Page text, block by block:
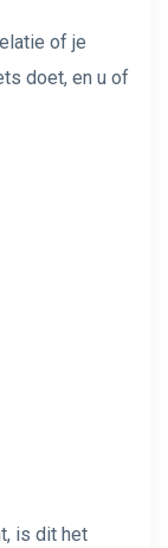
of je
doet, en u of
is dit het